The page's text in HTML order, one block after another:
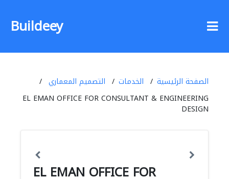
Buildeey
الصفحة الرئيسية الخدمات
التصميم المعماري
EL EMAN OFFICE FOR CONSULTANT & ENGINEERING
DESIGN
EL EMAN OFFICE FOR